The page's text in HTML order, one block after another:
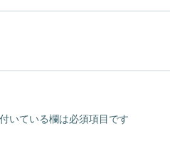
ナ
いている欄は必須項目です